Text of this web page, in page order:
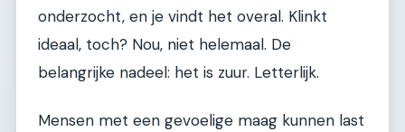
onderzocht, en je vindt het overal. Klinkt
ideaal, toch? Nou, niet helemaal. De
belangrijke nadeel: het is zuur. Letterlijk.
Mensen met een gevoelige maag kunnen last